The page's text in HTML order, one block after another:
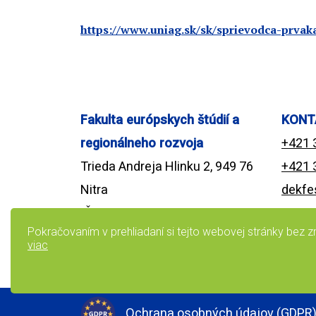
https://www.uniag.sk/sk/sprievodca-
Pokračovaním v prehliadaní si tejto webovej stránky bez
viac
Fakulta európskych štúdií a
regionálneho rozvoja
Trieda Andreja Hlinku 2, 949 76
Nitra
IČO:00397482
DIČ:2021252827
+421
+421
Ochrana osobných údajov (GDPR)